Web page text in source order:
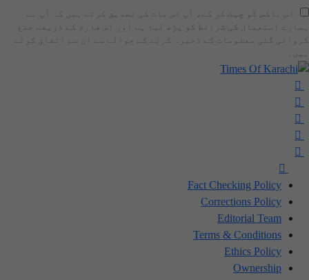
اس باکس کو چیک کر کے، آپ اس بات کی تصدیق کرتے ہیں کہ آپ نے
ہمارے استعمال کی شرائط کو پڑھ لیا ہے اور اس فارم کے ذریعے جمع
کروائی گئی معلومات کے ذخیرہ کرنے کے حوالے سے ان سے اتفاق کرتے
ہیں۔
Fact Checking Policy
Corrections Policy
Editorial Team
Terms & Conditions
Ethics Policy
Ownership